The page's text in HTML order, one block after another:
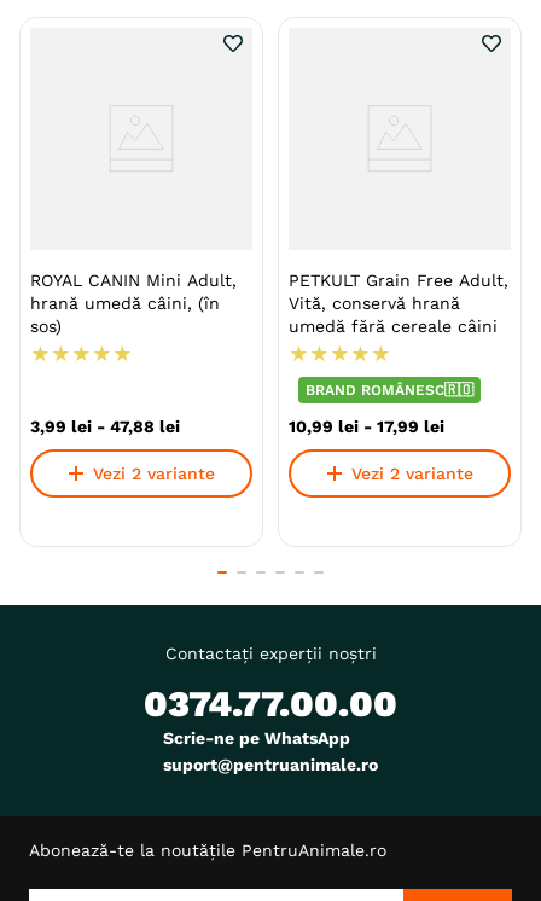
ROYAL CANIN Mini Adult,
hrană umedă câini, (în
sos)
★ ★ ★ ★ ★
3,99 lei - 47,88 lei
Vezi 2 variante
PETKULT Grain Free Adult,
Vită, conservă hrană
umedă fără cereale câini
★ ★ ★ ★ ★
BRAND ROMÂNESC🇷🇴
10,99 lei - 17,99 lei
Vezi 2 variante
Contactați experții noștri
0374.77.00.00
Scrie-ne pe WhatsApp
suport@pentruanimale.ro
Abonează-te la noutățile PentruAnimale.ro